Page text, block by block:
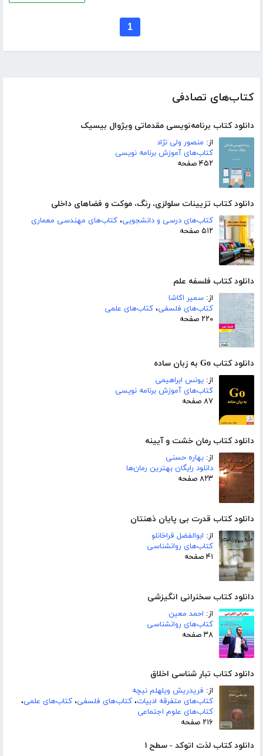
کتاب‌های تصادفی
دانلود کتاب برنامه‌نویسی مقدماتی ویژوال بیسیک
از: منصور ولی نژاد
کتاب‌های آموزش برنامه نویسی
۴۵۲ صفحه
دانلود کتاب تزیینات سلولزی، رنگ، موکت و فضاهای داخلی
کتاب‌های درسی و دانشجویی، کتاب‌های مهندسی معماری
۵۱۲ صفحه
دانلود کتاب فلسفه علم
از: سمیر اکاشا
کتاب‌های فلسفی، کتاب‌های علمی
۲۲۰ صفحه
دانلود کتاب Go به زبان ساده
از: یونس ابراهیمی
کتاب‌های آموزش برنامه نویسی
۸۷ صفحه
دانلود کتاب رمان خشت و آیینه
از: بهاره حسنی
دانلود رایگان بهترین رمان‌ها
۸۲۳ صفحه
دانلود کتاب قدرت بی پایان ذهنتان
از: ابوالفضل قراخانلو
کتاب‌های روانشناسی
۴۱ صفحه
دانلود کتاب سخنرانی انگیزشی
از: احمد معین
کتاب‌های روانشناسی
۳۸ صفحه
دانلود کتاب تبار شناسی اخلاق
از: فریدریش ویلهلم نیچه
کتاب‌های متفرقه ادبیات، کتاب‌های فلسفی، کتاب‌های علمی،
کتاب‌های علوم اجتماعی
۲۱۶ صفحه
دانلود کتاب لذت اتوکد - سطح ۱
1